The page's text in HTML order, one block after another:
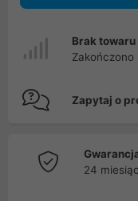
Brak towaru
Zapytaj o
24